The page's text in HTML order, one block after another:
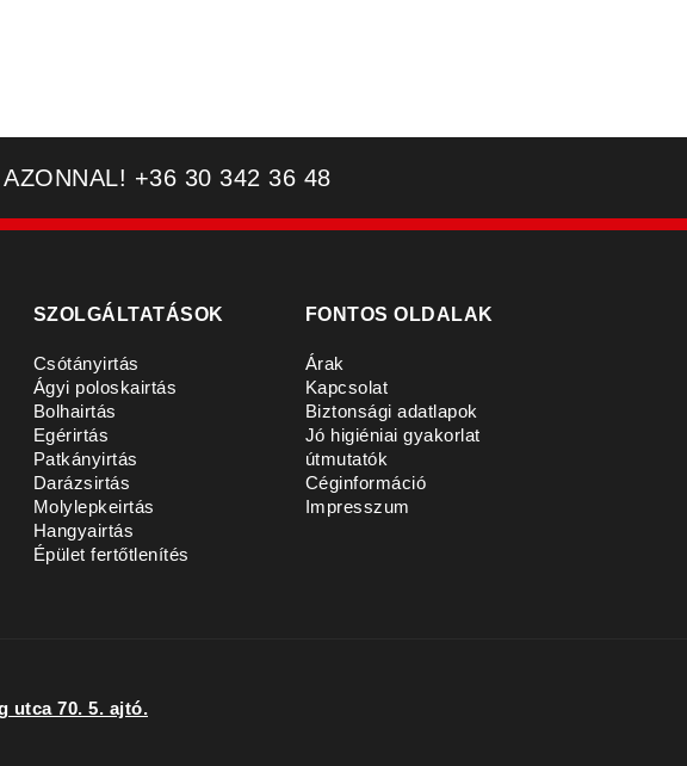
+36 30 342 36 48
SZOLGÁLTATÁSOK
Csótányirtás
Ágyi poloskairtás
Bolhairtás
Egérirtás
Patkányirtás
Darázsirtás
Molylepkeirtás
Hangyairtás
Épület fertőtlenítés
FONTOS OLDALAK
Árak
Kapcsolat
Biztonsági adatlapok
Jó higiéniai gyakorlat
útmutatók
Céginformáció
Impresszum
utca 70. 5. ajtó.